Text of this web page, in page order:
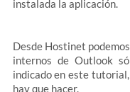
instalada la aplicación.
Desde Hostinet
internos de Outlook
indicado en este
hay que hacer.